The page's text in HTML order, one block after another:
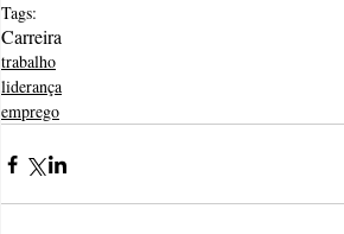
Tags:
Carreira
trabalho
liderança
emprego